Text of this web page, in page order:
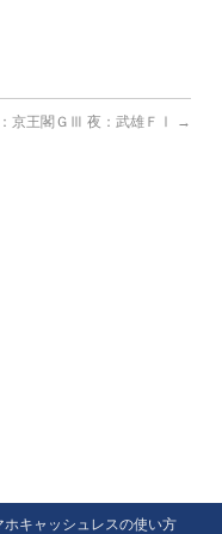
京王閣ＧⅢ 夜：武雄ＦⅠ →
ホキャッシュレスの使い方